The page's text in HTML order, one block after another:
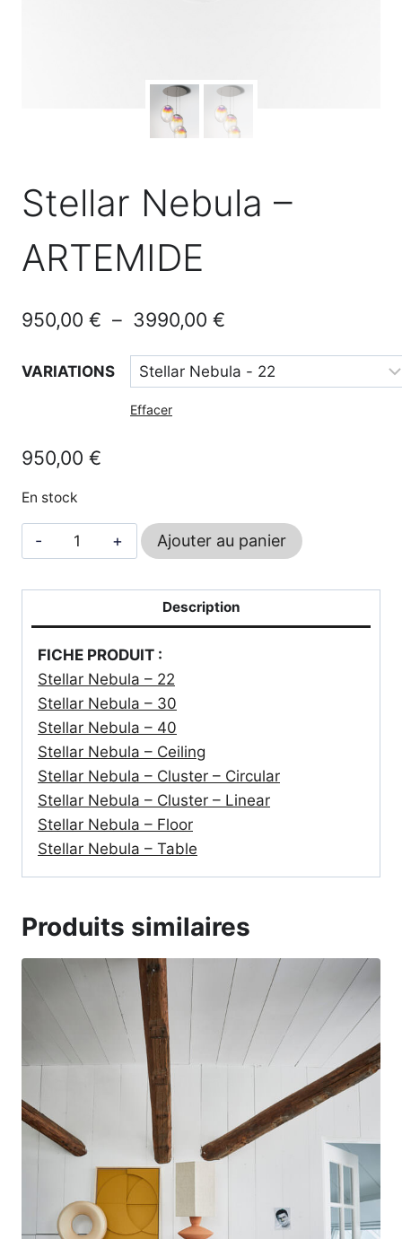
Stellar Nebula –
ARTEMIDE
950,00 € – 3990,00 €
de
prix :
VARIATIONS
Effacer
950,00 €
En stock
quantité
de
-
ARTEMIDE
Ajouter au panier
Description
FICHE PRODUIT :
Stellar Nebula – 22
Stellar Nebula – 30
Stellar Nebula – 40
Stellar Nebula – Ceiling
Stellar Nebula – Cluster – Circular
Stellar Nebula – Cluster – Linear
Stellar Nebula – Floor
Stellar Nebula – Table
Produits similaires